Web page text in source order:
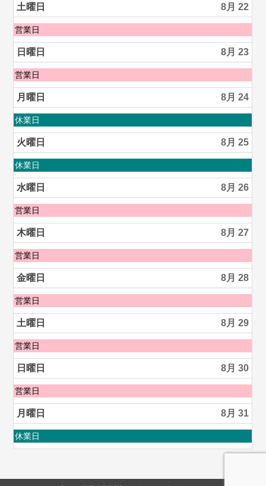
2026
日,
8
月
21st
2026
土曜日 8月 22
土
曜
日,
8
月
22nd
2026
営業日
日曜日 8月 23
日
曜
日,
8
月
23rd
2026
営業日
月曜日 8月 24
月
曜
日,
8
月
24th
2026
休業日
火曜日 8月 25
火
曜
日,
8
月
25th
2026
休業日
水曜日 8月 26
水
曜
日,
8
月
26th
2026
営業日
木曜日 8月 27
木
曜
日,
8
月
27th
2026
営業日
金曜日 8月 28
金
曜
日,
8
月
28th
2026
営業日
土曜日 8月 29
土
曜
日,
8
月
29th
2026
営業日
日曜日 8月 30
日
曜
日,
8
月
30th
営業日
月曜日 8月 31
月
曜
月
休業日